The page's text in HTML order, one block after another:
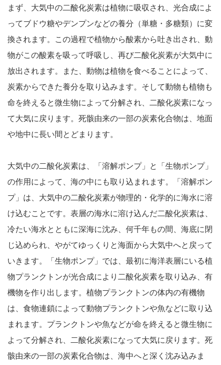
まず、大気中の二酸化炭素は植物に吸収され、光合成によ
ってブドウ糖やデンプンなどの養分（単糖・多糖類）に変
換されます。この過程で植物から酸素から吐き出され、動
物がこの酸素を吸って呼吸し、再び二酸化炭素が大気中に
放出されます。また、動物は植物を食べることによって、
炭素からできた養分を取り込みます。そして動物も植物も
命を終えると微生物によって分解され、二酸化炭素になっ
て大気に戻ります。死骸由来の一部の炭素化合物は、地面
や地中に長い間とどまります。
大気中の二酸化炭素は、「溶解ポンプ」と「生物ポンプ」
の作用によって、海の中にも取り込まれます。「溶解ポン
プ」は、大気中の二酸化炭素が物理的・化学的に海水に溶
け込むことです。表層の海水に溶け込んだ二酸化炭素は、
冷たい海水とともに深海に沈み、何千年もの間、海底に閉
じ込められ、やがてゆっくりと海面から大気中へと戻って
いきます。「生物ポンプ」では、最初に海洋表層にいる植
物プランクトンが光合成により二酸化炭素を取り込み、有
機物を作り出します。植物プランクトンの体内の有機物
は、食物連鎖によって動物プランクトンや魚などに取り込
まれます。プランクトンや魚などが命を終えると微生物に
よって分解され、二酸化炭素になって大気に戻ります。死
骸由来の一部の炭素化合物は、海中へと深く沈み込みま